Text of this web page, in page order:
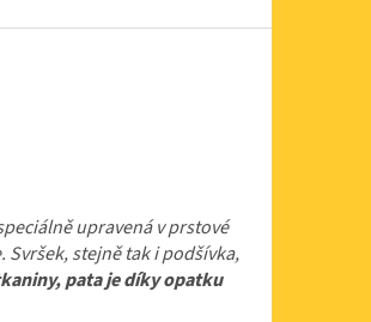
upravená v prstové
Svršek, stejně tak i podšívka,
pata je díky opatku